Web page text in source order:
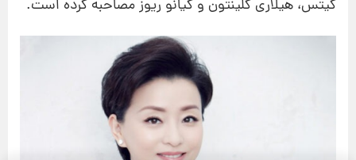
گیتس، هیلاری کلینتون و کیانو ریوز مصاحبه کرده است.